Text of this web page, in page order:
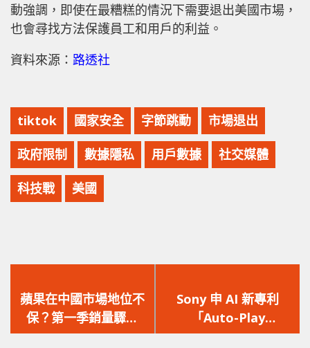
動強調，即使在最糟糕的情況下需要退出美國市場，
也會尋找方法保護員工和用戶的利益。
資料來源： 路透社
tiktok 國家安全 字節跳動 市場退出
政府限制 數據隱私 用戶數據 社交媒體
科技戰 美國
一
篇
文
蘋果在中國市場地位不
保？第一季銷量驟降
6.6%！
一
篇
文
Sony 申 AI 新專利
「Auto-Play
Mode」，使用 AI 幫玩